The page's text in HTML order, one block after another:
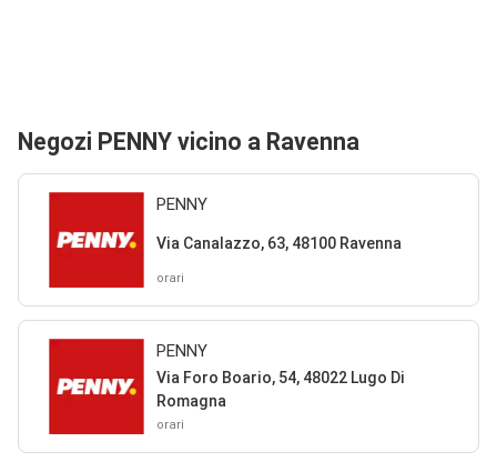
Negozi PENNY vicino a Ravenna
PENNY
Via Canalazzo, 63, 48100 Ravenna
orari
PENNY
Via Foro Boario, 54, 48022 Lugo Di
Romagna
orari